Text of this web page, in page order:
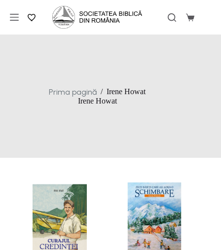
conținut
Coș
Prima pagină / Irene Howat
Irene Howat